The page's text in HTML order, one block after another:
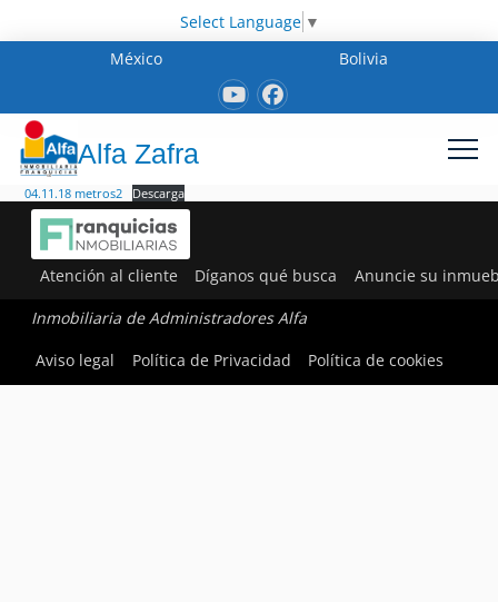
Select Language ▼
México
Bolivia
Alfa Zafra
04.11.18 metros2 Descarga
Atención al cliente Díganos qué busca Anuncie su
Inmobiliaria de Administradores Alfa
Aviso legal
Política de Privacidad Política de cookies